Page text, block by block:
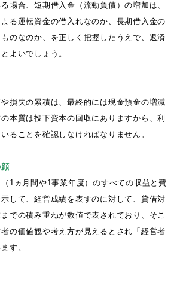
場合、短期借入金（流動負債）の増加は、
る運転資金の借入れなのか、長期借入金の
のなのか、を正しく把握したうえで、返済
よいでしょう。
損失の累積は、最終的には現金預金の増減
本質は投下資本の回収にありますから、利
ることを確認しなければなりません。
1ヵ月間や1事業年度）のすべての収益と費
して、経営成績を表すのに対して、貸借対
での積み重ねが数値で表されており、そこ
の価値観や考え方が見えるとされ「経営者
す。